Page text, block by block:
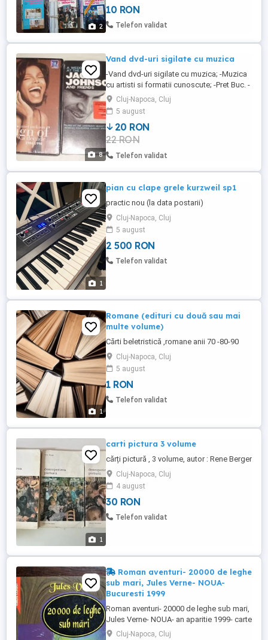
2
10 RON
Telefon validat
8
Vand dvd-uri sigilate cu muzica
-Vand dvd-uri sigilate cu muzica; -Muzica
cu artisti si formatii cunoscute; -Pret Buc. -
VANDUT: -JANET JACKSON;
Cluj-Napoca, Cluj
5 august
20 RON
22 RON
Telefon validat
1
pian cu clape grele kurzweil sp1
practic nou (la data postarii)
Cluj-Napoca, Cluj
5 august
2 500 RON
Telefon validat
1
Romane (edituri cu două sau mai
multe volume)
Cărti beletristică ,romane anii 70 -80-90
Cluj-Napoca, Cluj
5 august
1 RON
Telefon validat
1
carti pictura 3 volume
cărți pictură , 3 volume, autor : Rene Berger
Cluj-Napoca, Cluj
4 august
30 RON
Telefon validat
Roman aventuri- 20000 de leghe
sub mari, Jules Verne- NOUA-
Bucuresti 1999
Roman aventuri- 20000 de leghe sub mari,
Jules Verne- NOUA- an aparitie 1999- carte
cu multe ilustratii alb-negru Editura Corint
Cluj-Napoca, Cluj